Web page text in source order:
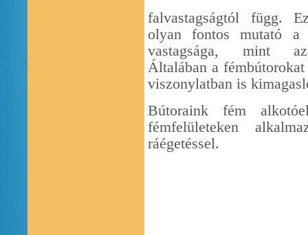
falvastagságtól függ.
olyan fontos mutató a
vastagsága, mint
Általában a
viszonylatban is
Bútoraink fém
fémfelületeken
ráégetéssel.